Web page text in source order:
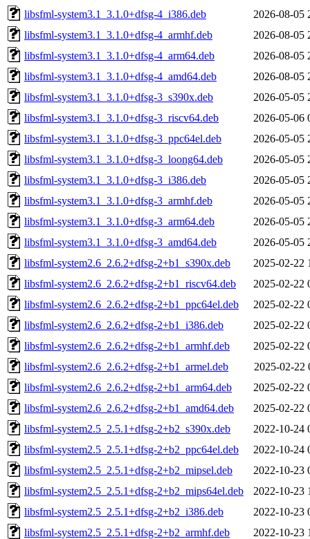
libsfml-system3.1_3.1.0+dfsg-4_i386.deb
2026-08-05
libsfml-system3.1_3.1.0+dfsg-4_armhf.deb
2026-08-05
libsfml-system3.1_3.1.0+dfsg-4_arm64.deb
2026-08-05
libsfml-system3.1_3.1.0+dfsg-4_amd64.deb
2026-08-05
libsfml-system3.1_3.1.0+dfsg-3_s390x.deb
2026-05-05
libsfml-system3.1_3.1.0+dfsg-3_riscv64.deb
2026-05-06
libsfml-system3.1_3.1.0+dfsg-3_ppc64el.deb
2026-05-05
libsfml-system3.1_3.1.0+dfsg-3_loong64.deb
2026-05-05
libsfml-system3.1_3.1.0+dfsg-3_i386.deb
2026-05-05
libsfml-system3.1_3.1.0+dfsg-3_armhf.deb
2026-05-05
libsfml-system3.1_3.1.0+dfsg-3_arm64.deb
2026-05-05
libsfml-system3.1_3.1.0+dfsg-3_amd64.deb
2026-05-05
libsfml-system2.6_2.6.2+dfsg-2+b1_s390x.deb
2025-02-22
libsfml-system2.6_2.6.2+dfsg-2+b1_riscv64.deb
2025-02-22
libsfml-system2.6_2.6.2+dfsg-2+b1_ppc64el.deb
2025-02-22
libsfml-system2.6_2.6.2+dfsg-2+b1_i386.deb
2025-02-22
libsfml-system2.6_2.6.2+dfsg-2+b1_armhf.deb
2025-02-22
libsfml-system2.6_2.6.2+dfsg-2+b1_armel.deb
2025-02-22
libsfml-system2.6_2.6.2+dfsg-2+b1_arm64.deb
2025-02-22
libsfml-system2.6_2.6.2+dfsg-2+b1_amd64.deb
2025-02-22
libsfml-system2.5_2.5.1+dfsg-2+b2_s390x.deb
2022-10-24
libsfml-system2.5_2.5.1+dfsg-2+b2_ppc64el.deb
2022-10-24
libsfml-system2.5_2.5.1+dfsg-2+b2_mipsel.deb
2022-10-23
libsfml-system2.5_2.5.1+dfsg-2+b2_mips64el.deb
2022-10-23
libsfml-system2.5_2.5.1+dfsg-2+b2_i386.deb
2022-10-23
libsfml-system2.5_2.5.1+dfsg-2+b2_armhf.deb
2022-10-23